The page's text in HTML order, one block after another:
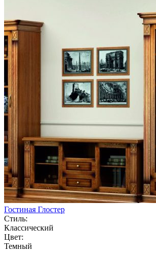
Гостиная Глостер
Стиль:
Классический
Цвет:
Темный